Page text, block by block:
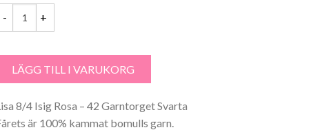
LÄGG TILL I VARUKORG
8/4 Isig Rosa – 42 Garntorget Svarta
är 100% kammat bomulls garn.